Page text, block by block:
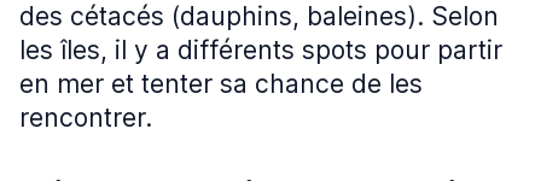
des cétacés (dauphins, baleines). Selon
les îles, il y a différents spots pour partir
en mer et tenter sa chance de les
rencontrer.